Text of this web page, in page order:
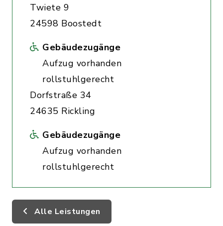
Twiete 9
24598 Boostedt
Gebäudezugänge
Aufzug vorhanden
rollstuhlgerecht
Dorfstraße 34
24635 Rickling
Gebäudezugänge
Aufzug vorhanden
rollstuhlgerecht
Alle Leistungen